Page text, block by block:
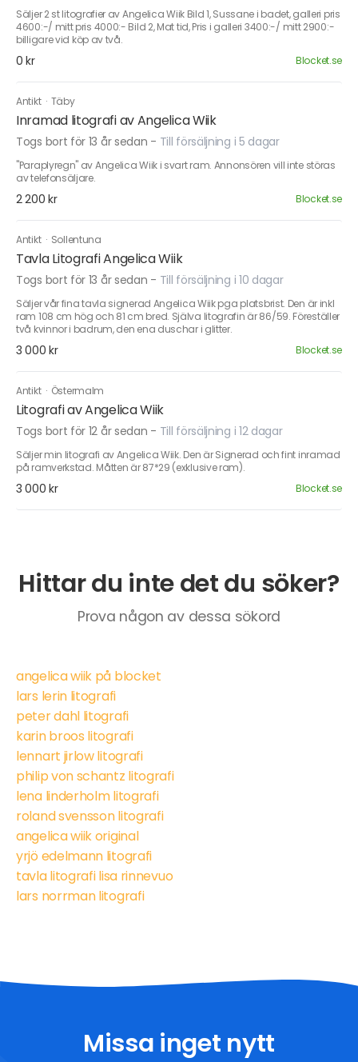
Säljer 2 st litografier av Angelica Wiik Bild 1, Sussane i badet, galleri pris
4600:-/ mitt pris 4000:- Bild 2, Mat tid, Pris i galleri 3400:-/ mitt 2900:-
billigare vid köp av två.
0 kr Blocket.se
Antikt · Täby
Inramad litografi av Angelica Wiik
Togs bort för 13 år sedan - Till försäljning i 5 dagar
"Paraplyregn" av Angelica Wiik i svart ram. Annonsören vill inte störas
av telefonsäljare.
2 200 kr Blocket.se
Antikt · Sollentuna
Tavla Litografi Angelica Wiik
Togs bort för 13 år sedan - Till försäljning i 10 dagar
Säljer vår fina tavla signerad Angelica Wiik pga platsbrist. Den är inkl
ram 108 cm hög och 81 cm bred. Själva litografin är 86/59. Föreställer
två kvinnor i badrum, den ena duschar i glitter.
3 000 kr Blocket.se
Antikt · Östermalm
Litografi av Angelica Wiik
Togs bort för 12 år sedan - Till försäljning i 12 dagar
Säljer min litografi av Angelica Wiik. Den är Signerad och fint inramad
på ramverkstad. Måtten är 87*29 (exklusive ram).
3 000 kr Blocket.se
Hittar du inte det du söker?
Prova någon av dessa sökord
angelica wiik på blocket
lars lerin litografi
peter dahl litografi
karin broos litografi
lennart jirlow litografi
philip von schantz litografi
lena linderholm litografi
roland svensson litografi
angelica wiik original
yrjö edelmann litografi
tavla litografi lisa rinnevuo
lars norrman litografi
Missa inget nytt